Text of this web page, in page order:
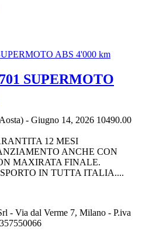
SUPERMOTO
- Giugno 14, 2026 10490.00
12 MESI
ANCHE CON
MAXIRATA FINALE.
IN TUTTA ITALIA....
- Via dal Verme 7, Milano - P.iva